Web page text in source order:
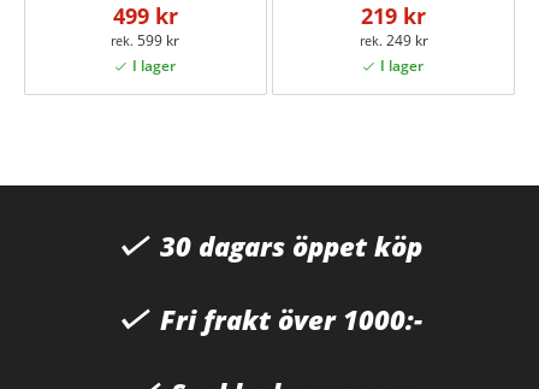
499 kr
599 kr
219 kr
249 kr
30 dagars öppet köp
Fri frakt över 1000:-